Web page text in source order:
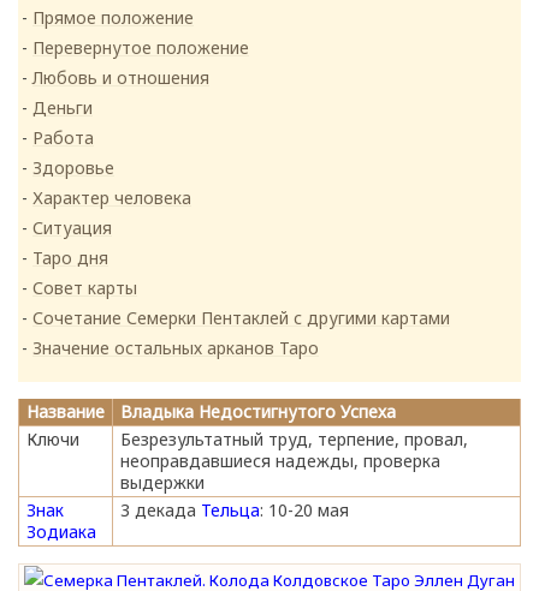
Прямое положение
Перевернутое положение
Любовь и отношения
Деньги
Работа
Здоровье
Характер человека
Ситуация
Таро дня
Совет карты
Сочетание Семерки Пентаклей с другими картами
Значение остальных арканов Таро
Название
Владыка Недостигнутого Успеха
Ключи
Безрезультатный труд, терпение, провал,
неоправдавшиеся надежды, проверка
выдержки
Знак
Зодиака
3 декада Тельца: 10-20 мая